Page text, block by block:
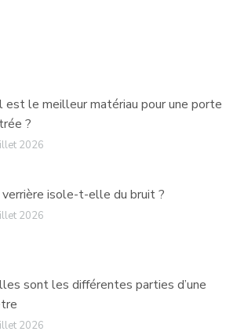
est le meilleur matériau pour une porte
?
2026
verrière isole-t-elle du bruit ?
2026
sont les différentes parties d’une
2026